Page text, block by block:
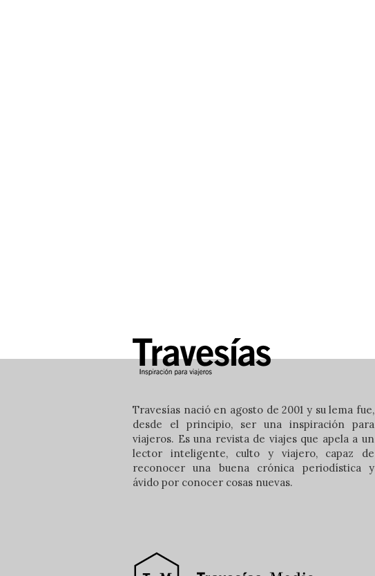
Travesías nació en agosto de 2001 y su lema fue,
desde el principio, ser una inspiración para
viajeros. Es una revista de viajes que apela a un
lector inteligente, culto y viajero, capaz de
reconocer una buena crónica periodística y
ávido por conocer cosas nuevas.